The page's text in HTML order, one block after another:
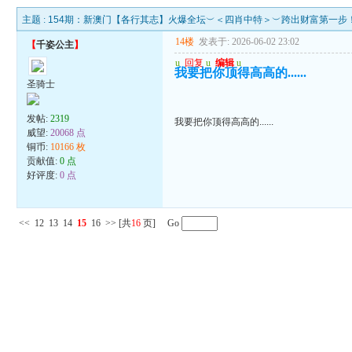
主题 : 154期：新澳门【各行其志】火爆全坛︶＜四肖中特＞︶跨出财富第一步
【千姿公主】
圣骑士
发帖:2319
威望:20068 点
铜币: 10166 枚
贡献值:0 点
好评度:0 点
14楼 发表于: 2026-06-02 23:02
u 回复 u 编辑 u
我要把你顶得高高的......
我要把你顶得高高的......
<< 12 13 14 15 16 >> [共16 页] Go